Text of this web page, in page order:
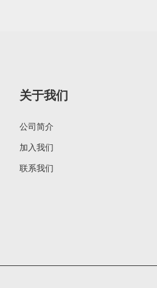
关于我们
公司简介
加入我们
联系我们